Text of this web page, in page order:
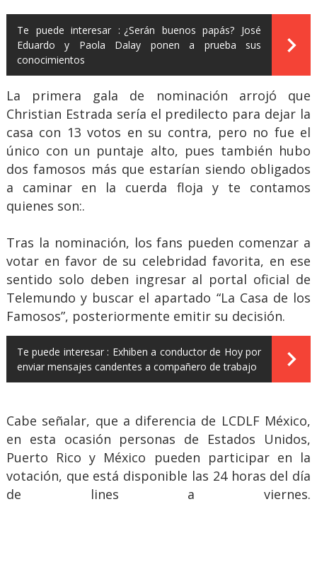
Te puede interesar : ¿Serán buenos papás? José
Eduardo y Paola Dalay ponen a prueba sus
conocimientos
La primera gala de nominación arrojó que
Christian Estrada sería el predilecto para dejar la
casa con 13 votos en su contra, pero no fue el
único con un puntaje alto, pues también hubo
dos famosos más que estarían siendo obligados
a caminar en la cuerda floja y te contamos
quienes son:.
Tras la nominación, los fans pueden comenzar a
votar en favor de su celebridad favorita, en ese
sentido solo deben ingresar al portal oficial de
Telemundo y buscar el apartado “La Casa de los
Famosos”, posteriormente emitir su decisión.
Te puede interesar : Exhiben a conductor de Hoy por
enviar mensajes candentes a compañero de trabajo
Cabe señalar, que a diferencia de LCDLF México,
en esta ocasión personas de Estados Unidos,
Puerto Rico y México pueden participar en la
votación, que está disponible las 24 horas del día
de lines a viernes.